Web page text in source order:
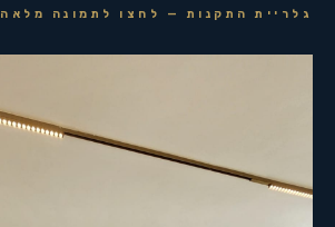
גלריית התקנות — לחצו לתמונה מלאה